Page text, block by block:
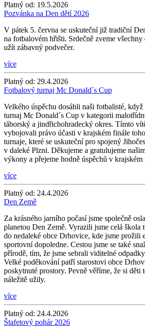
Platný od: 19.5.2026
Pozvánka na Den dětí 2026
V pátek 5. června se uskuteční již tradiční
na fotbalovém hřišti. Srdečně zveme
užít zábavný podvečer.
více
Platný od: 29.4.2026
Fotbalový turnaj Mc Donald´s Cup
Velkého úspěchu dosáhli naši fotbalisté,
turnaj Mc Donald´s Cup v kategorii
táborský a jindřichohradecký okres. Tímto
vybojovali právo účasti v krajském finále
turnaje, které se uskuteční pro spojený
v daleké Plzni. Děkujeme a gratulujeme
výkony a přejeme hodně úspěchů v krajském
více
Platný od: 24.4.2026
Den Země
Za krásného jarního počasí jsme společně
planetou Den Země. Vyrazili jsme celá škola
do nedaleké obce Drhovice, kde jsme prožili
sportovní dopoledne. Cestou jsme se také
přírodě, tím, že jsme sebrali viditelné
Velké poděkování patří starostovi obce
poskytnuté prostory. Pevně věříme, že si děti
náležitě užily.
více
Platný od: 24.4.2026
Štafetový pohár 2026